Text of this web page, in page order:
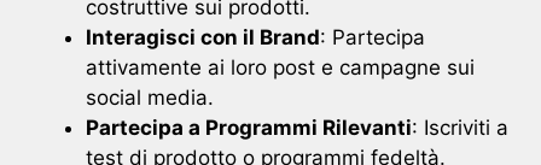
costruttive sui prodotti.
Interagisci con il Brand: Partecipa
attivamente ai loro post e campagne sui
social media.
Partecipa a Programmi Rilevanti: Iscriviti a
test di prodotto o programmi fedeltà.